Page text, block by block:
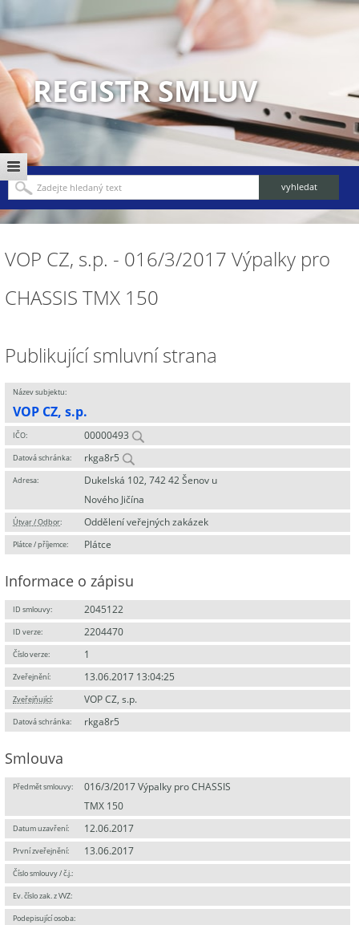
REGISTR SMLUV
VOP CZ, s.p. - 016/3/2017 Výpalky pro
CHASSIS TMX 150
Publikující smluvní strana
Název subjektu:
VOP CZ, s.p.
IČO: 00000493
Datová schránka: rkga8r5
Adresa:
Dukelská 102, 742 42 Šenov u
Nového Jičína
Útvar / Odbor: Oddělení veřejných zakázek
Plátce / příjemce: Plátce
Informace o zápisu
ID smlouvy: 2045122
ID verze: 2204470
Číslo verze: 1
Zveřejnění: 13.06.2017 13:04:25
Zveřejňující: VOP CZ, s.p.
Datová schránka: rkga8r5
Smlouva
Předmět smlouvy:
016/3/2017 Výpalky pro CHASSIS
TMX 150
Datum uzavření: 12.06.2017
První zveřejnění: 13.06.2017
Číslo smlouvy / č.j.:
Ev. číslo zak. z VVZ:
Podepisující osoba: